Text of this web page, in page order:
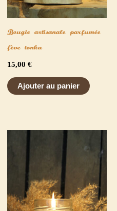
Bougie artisanale parfumée
fève tonka
15,00 €
Ajouter au panier